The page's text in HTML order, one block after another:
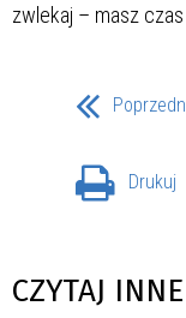
zwlekaj – masz
Drukuj
CZYTAJ